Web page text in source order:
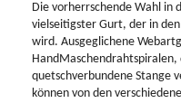
Die vorherrschende Wahl in
vielseitigster Gurt, der in
wird. Ausgeglichene
quetschverbundene Stange
können von den